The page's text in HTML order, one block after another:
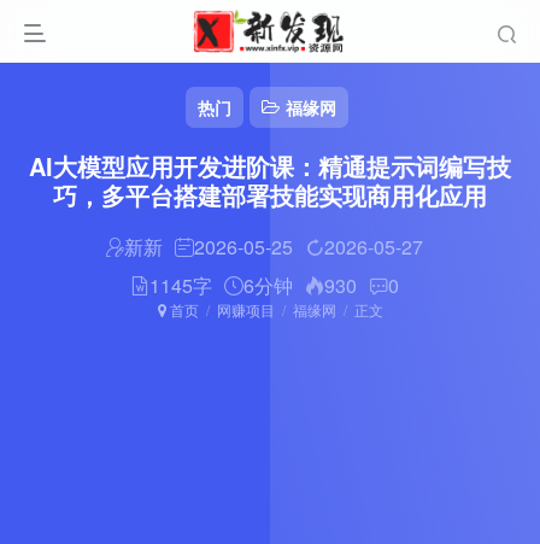
热门 福缘网
AI大模型应用开发进阶课：精通提示词编写技
巧，多平台搭建部署技能实现商用化应用
新新 2026-05-25
2026-05-27
1145字
6分钟 930 0
首页 网赚项目 福缘网 正文